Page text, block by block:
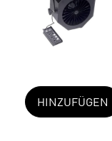
HINZUFÜGEN